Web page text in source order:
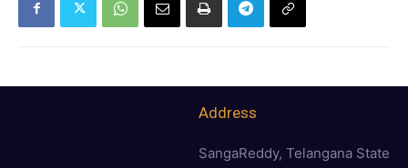
Address
SangaReddy, Telangana State